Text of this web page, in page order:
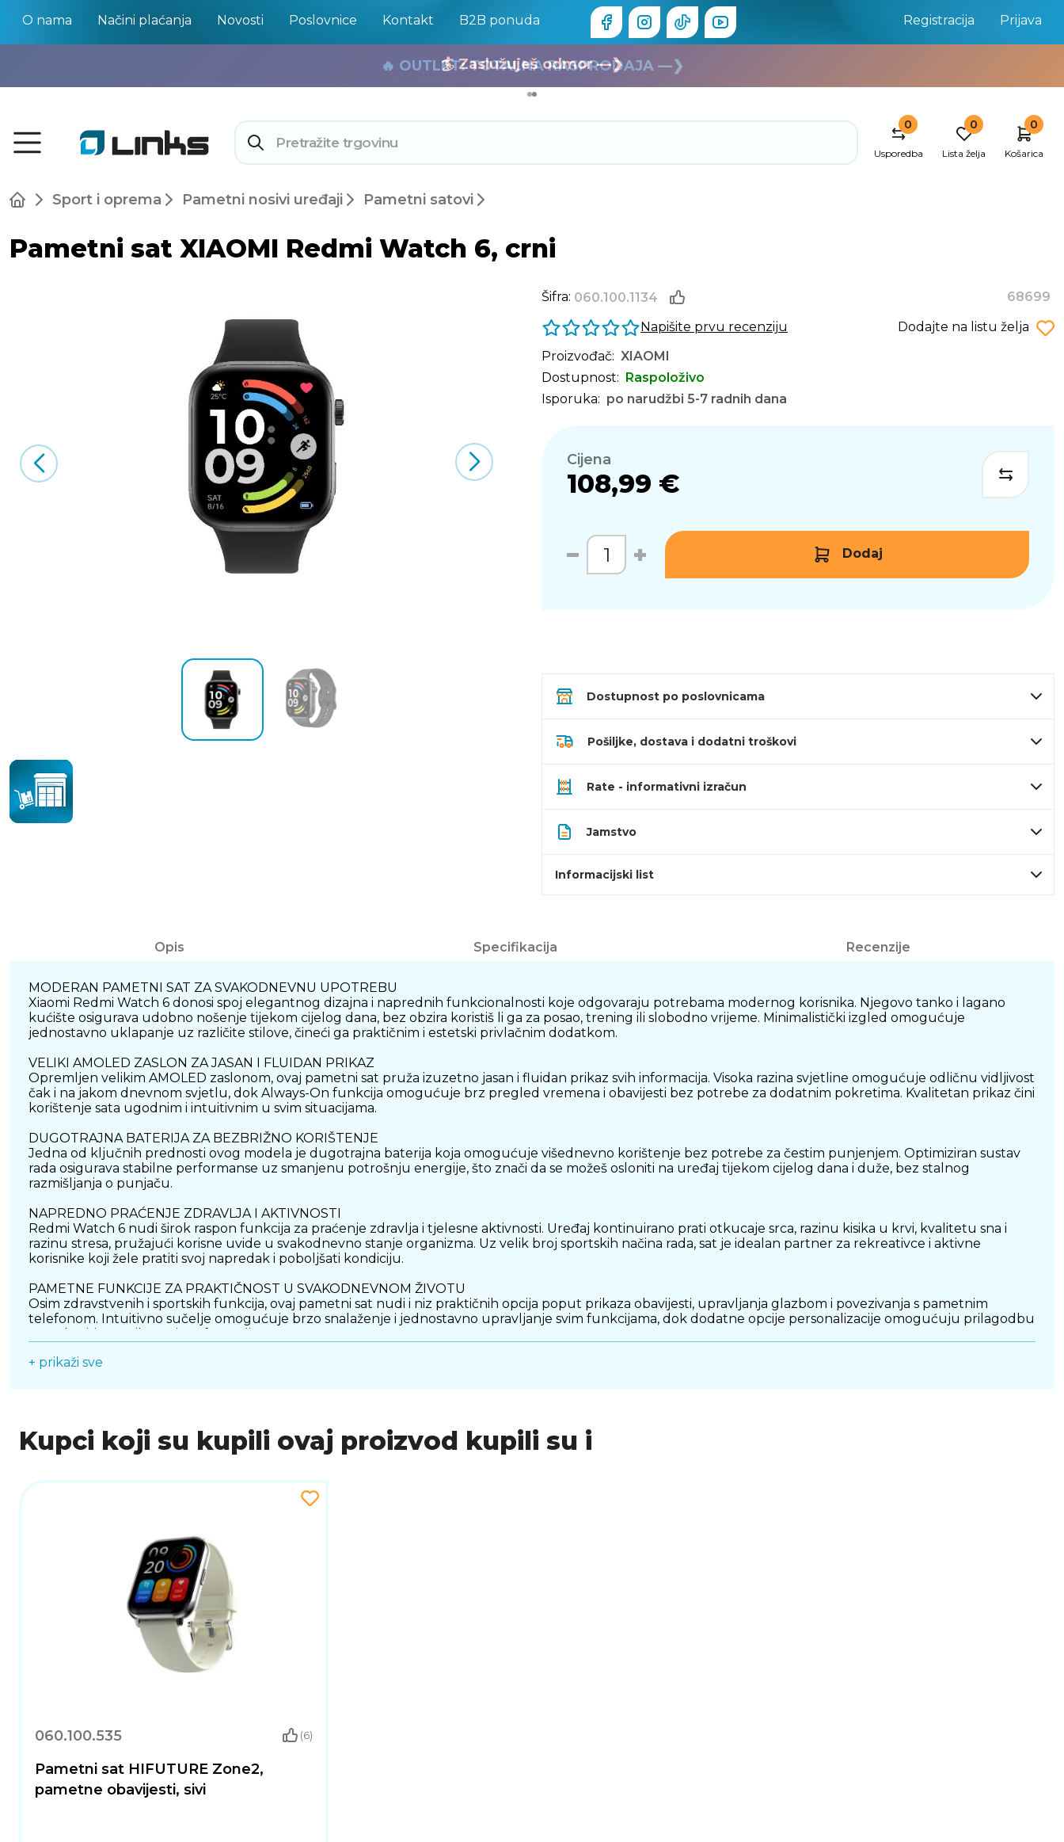
O nama Načini plaćanja Novosti Poslovnice Kontakt B2B ponuda Registracija Prijava
🏄 Zaslužuješ odmor —❯
🔥 OUTLET: TOTALNA RASPRODAJA —❯
0
Usporedba
0
Lista želja
0
Košarica
Sport i oprema Pametni nosivi uređaji Pametni satovi
Pametni sat XIAOMI Redmi Watch 6, crni
Šifra: 060.100.1134
68699
Napišite prvu recenziju
Dodajte na listu želja
Proizvođač: XIAOMI
Dostupnost: Raspoloživo
Isporuka: po narudžbi 5-7 radnih dana
Cijena
108,99 €
Dodaj
Dostupnost po poslovnicama
Pošiljke, dostava i dodatni troškovi
Rate - informativni izračun
Jamstvo
Informacijski list
Opis Specifikacija Recenzije
MODERAN PAMETNI SAT ZA SVAKODNEVNU UPOTREBU
Xiaomi Redmi Watch 6 donosi spoj elegantnog dizajna i naprednih funkcionalnosti koje odgovaraju potrebama modernog korisnika. Njegovo tanko i lagano
kućište osigurava udobno nošenje tijekom cijelog dana, bez obzira koristiš li ga za posao, trening ili slobodno vrijeme. Minimalistički izgled omogućuje
jednostavno uklapanje uz različite stilove, čineći ga praktičnim i estetski privlačnim dodatkom.
VELIKI AMOLED ZASLON ZA JASAN I FLUIDAN PRIKAZ
Opremljen velikim AMOLED zaslonom, ovaj pametni sat pruža izuzetno jasan i fluidan prikaz svih informacija. Visoka razina svjetline omogućuje odličnu vidljivost
čak i na jakom dnevnom svjetlu, dok Always-On funkcija omogućuje brz pregled vremena i obavijesti bez potrebe za dodatnim pokretima. Kvalitetan prikaz čini
korištenje sata ugodnim i intuitivnim u svim situacijama.
DUGOTRAJNA BATERIJA ZA BEZBRIŽNO KORIŠTENJE
Jedna od ključnih prednosti ovog modela je dugotrajna baterija koja omogućuje višednevno korištenje bez potrebe za čestim punjenjem. Optimiziran sustav
rada osigurava stabilne performanse uz smanjenu potrošnju energije, što znači da se možeš osloniti na uređaj tijekom cijelog dana i duže, bez stalnog
razmišljanja o punjaču.
NAPREDNO PRAĆENJE ZDRAVLJA I AKTIVNOSTI
Redmi Watch 6 nudi širok raspon funkcija za praćenje zdravlja i tjelesne aktivnosti. Uređaj kontinuirano prati otkucaje srca, razinu kisika u krvi, kvalitetu sna i
razinu stresa, pružajući korisne uvide u svakodnevno stanje organizma. Uz velik broj sportskih načina rada, sat je idealan partner za rekreativce i aktivne
korisnike koji žele pratiti svoj napredak i poboljšati kondiciju.
PAMETNE FUNKCIJE ZA PRAKTIČNOST U SVAKODNEVNOM ŽIVOTU
Osim zdravstvenih i sportskih funkcija, ovaj pametni sat nudi i niz praktičnih opcija poput prikaza obavijesti, upravljanja glazbom i povezivanja s pametnim
telefonom. Intuitivno sučelje omogućuje brzo snalaženje i jednostavno upravljanje svim funkcijama, dok dodatne opcije personalizacije omogućuju prilagodbu
sata vlastitim navikama i preferencijama.
IZDRŽLJIV DIZAJN ZA AKTIVAN NAČIN ŽIVOTA
Xiaomi Redmi Watch 6 predstavlja izvrstan izbor za korisnike koji traže moderan, pouzdan i funkcionalan pametni sat. Veliki AMOLED zaslon, dugotrajna baterija,
napredno praćenje zdravlja i praktične pametne funkcije čine ga idealnim suputnikom za svakodnevni život i aktivan stil.
+ prikaži sve
Kupci koji su kupili ovaj proizvod kupili su i
060.100.535 (6)
Pametni sat HIFUTURE Zone2,
pametne obavijesti, sivi